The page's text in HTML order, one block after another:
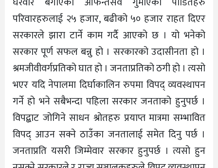
परिवारहरुलाई २५ हजार, बढीको ५० हजार राहत दिएर
सरकारले झारा टार्ने काम गर्दै आएको छ । यो भनेको
सरकार पूर्ण सफल बन्नु हो । सरकारको उदासीनता हो ।
श्रमजीवीवर्गप्रतिको घात हो । जनताप्रतिको ठगी हो । त्यसो
भएर यदि नेपालमा दिर्घाकालिन रुपमा विपद् व्यवस्थापन
गर्ने हो भने सबैभन्दा पहिला सरकार जनताको हुनुपर्छ ।
विपद्बाट जोगिने साधन श्रोतहरु प्रयाप्त मात्रमा सम्भावित
विपद् आउन सक्ने ठाउँका जनतालाई समेत दिनु पर्छ ।
जनताप्रति यसरी जिम्मेवार सरकार हुनुपर्छ । त्यसो हुन